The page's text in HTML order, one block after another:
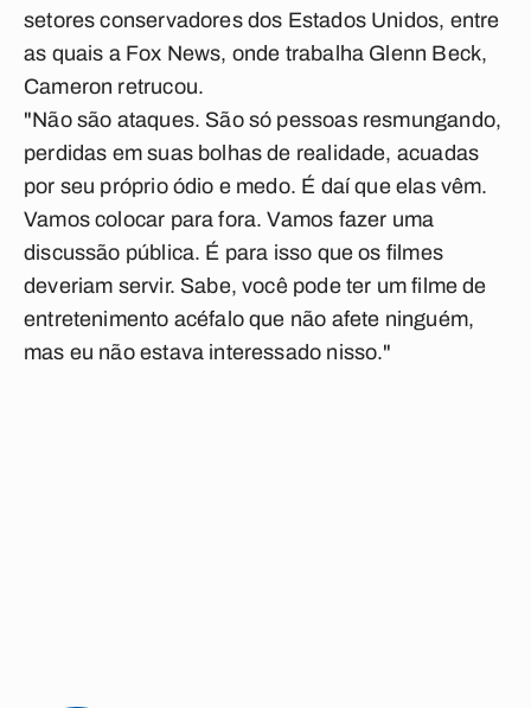
setores conservadores dos Estados Unidos, entre
as quais a Fox News, onde trabalha Glenn Beck,
Cameron retrucou.
"Não são ataques. São só pessoas resmungando,
perdidas em suas bolhas de realidade, acuadas
por seu próprio ódio e medo. É daí que elas vêm.
Vamos colocar para fora. Vamos fazer uma
discussão pública. É para isso que os filmes
deveriam servir. Sabe, você pode ter um filme de
entretenimento acéfalo que não afete ninguém,
mas eu não estava interessado nisso."